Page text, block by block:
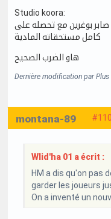
Studio koora:
بوغرين مع تحصله على
كامل مستحقاته المادية
هاو الضرب الصحيح
Dernière modification par
montana-89
Wlid'ha 01 a écrit :
HM a dis qu'on pas
garder les joueurs
On a inventé un